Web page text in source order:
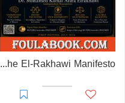
Prisoner of Perception: The El-Rakhawi Manifesto